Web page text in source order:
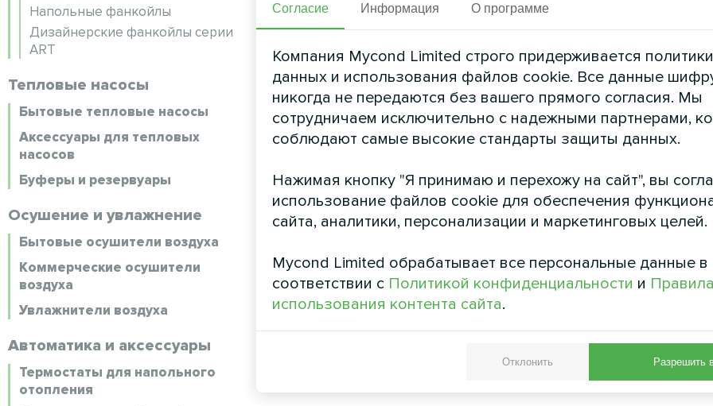
Напольные фанкойлы
Дизайнерские фанкойлы серии
ART
Тепловые насосы
Бытовые тепловые насосы
Аксессуары для тепловых
насосов
Буферы и резервуары
Осушение и увлажнение
Бытовые осушители воздуха
Коммерческие осушители
воздуха
Увлажнители воздуха
Автоматика и аксессуары
Термостаты для напольного
отопления
Согласие Информация О программе
Компания Mycond Limited строго придерживается
данных и использования файлов cookie. Все данные
никогда не передаются без вашего прямого согласия. Мы
сотрудничаем исключительно с надежными партнерами,
соблюдают самые высокие стандарты защиты данных.
Нажимая кнопку "Я принимаю и перехожу на сайт", вы
использование файлов cookie для обеспечения
сайта, аналитики, персонализации и маркетинговых целей.
Mycond Limited обрабатывает все персональные данные в
соответствии с Политикой конфиденциальности и
использования контента сайта.
Отклонить Разрешить